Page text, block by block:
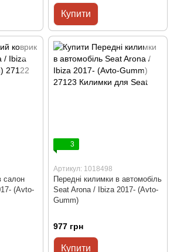
Купити
салон
(Avto-
3
Артикул: 1018498
Передні килимки в автомобіль
Seat Arona / Ibiza 2017- (Avto-
Gumm)
977 грн
Купити